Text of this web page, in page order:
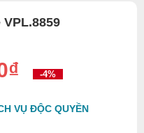
-4%
VỤ ĐỘC QUYỀN